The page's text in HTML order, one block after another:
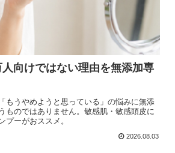
無添加石鹸の考え方
向けではない理由を無添加専
もうやめようと思っている」の悩みに無添
ものではありません。敏感肌・敏感頭皮に
ーがおススメ。
2026.08.03